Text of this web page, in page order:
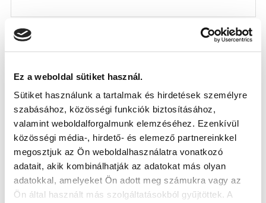
Ez a weboldal sütiket használ.
Sütiket használunk a tartalmak és hirdetések személyre
szabásához, közösségi funkciók biztosításához,
valamint weboldalforgalmunk elemzéséhez. Ezenkívül
közösségi média-, hirdető- és elemező partnereinkkel
megosztjuk az Ön weboldalhasználatra vonatkozó
adatait, akik kombinálhatják az adatokat más olyan
adatokkal, amelyeket Ön adott meg számukra vagy az
Ön által használt más szolgáltatásokból gyűjtöttek. A
KÖVETKEZŐ MÉRKŐZÉS
2026-08-09 17:30
SÁNDOR KÁROLY LABDARÚGÓ AKADÉMIA
MTK BUDAPEST II
VS
SZEKSZÁRDI UFC